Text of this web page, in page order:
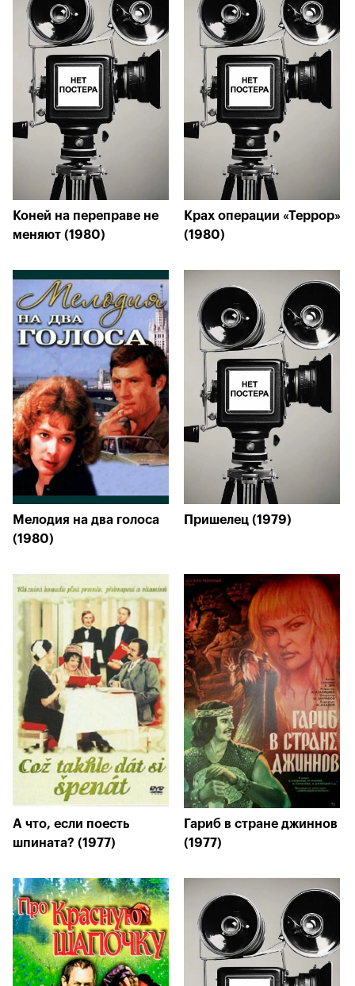
Коней на переправе не
меняют (1980)
Крах операции «Террор»
(1980)
Мелодия на два голоса
(1980)
Пришелец (1979)
А что, если поесть
шпината? (1977)
Гариб в стране джиннов
(1977)